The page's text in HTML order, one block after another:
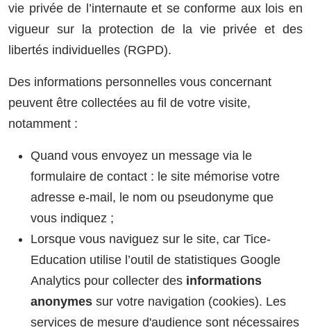
vie privée de l’internaute et se conforme aux lois en
vigueur sur la protection de la vie privée et des
libertés individuelles (RGPD).
Des informations personnelles vous concernant
peuvent être collectées au fil de votre visite,
notamment :
Quand vous envoyez un message via le
formulaire de contact : le site mémorise votre
adresse e-mail, le nom ou pseudonyme que
vous indiquez ;
Lorsque vous naviguez sur le site, car Tice-
Education utilise l’outil de statistiques Google
Analytics pour collecter des informations
anonymes sur votre navigation (cookies). Les
services de mesure d'audience sont nécessaires